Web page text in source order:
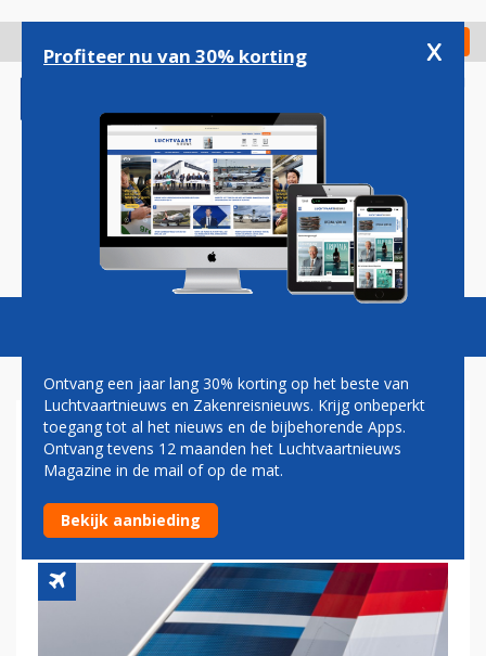
gaan
Check in
Magazine Podcasts Vacatures
AMERICAN AIRLINES NU
MEEST WAARDEVOLLE
MERKNAAM
Profiteer nu van 30% korting x
Ontvang een jaar lang 30% korting op het beste van
Luchtvaartnieuws en Zakenreisnieuws. Krijg onbeperkt
toegang tot al het nieuws en de bijbehorende Apps.
Ontvang tevens 12 maanden het Luchtvaartnieuws
Magazine in de mail of op de mat.
Bekijk aanbieding